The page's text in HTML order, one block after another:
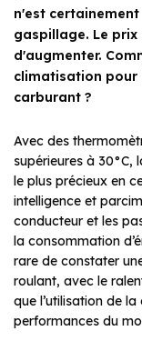
n'est
gaspillage. Le prix
d'augmenter.
climatisation pour
carburant ?
Avec des
supérieures à
le plus précieux en
intelligence et
conducteur et les
la consommation
rare de constater
roulant, avec le
que l’utilisation de
performances du